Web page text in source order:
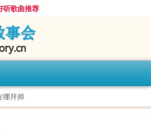
听歌曲推荐
哪拜师